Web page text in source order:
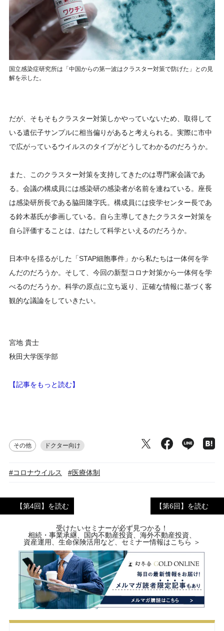
国立感染症研究所は「中国からの第一波はクラスター対策で防げた」との見
解を示した。
だが、そもそもクラスター対策しかやっていないため、取得して
いる遺伝子サンプルに相当偏りがあると考えられる。実際に市中
で広がっているウイルスのタイプがどうしてわかるのだろうか。
また、このクラスター対策を支持してきたのは専門家会議であ
る。会議の構成員には感染研の感染者が名前を連ねている。座長
は感染研所長である脇田隆字氏。構成員には疫学センター長であ
る鈴木基氏が参画している。自ら主導してきたクラスター対策を
自ら評価することは、はたして科学といえるのだろうか。
日本中を揺るがした「STAP細胞事件」から私たちは一体何を学
んだのだろうか。そして、今回の新型コロナ対策から一体何を学
べるのだろうか。科学の原点に立ち返り、正確な情報に基づく客
観的な議論をしていきたい。
宮地 貴士
秋田大学医学部
【記事をもっと読む】
その他 ドクター向け
#コロナウイルス #医療体制
【第4回】を読む 【第6回】を読む
受けたいセミナーが必ず見つかる！
相続・事業承継、国内不動産投資、海外不動産投資、
資産運用、生命保険活用など、セミナー情報はこちら ＞